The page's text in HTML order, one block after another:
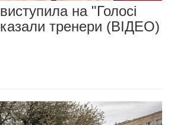
на "Голосі
тренери (ВІДЕО)